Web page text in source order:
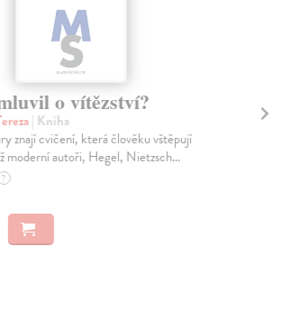
o vítězství?
| Kniha
znají cvičení, která člověku vštěpují
moderní autoři, Hegel, Nietzsch...
?